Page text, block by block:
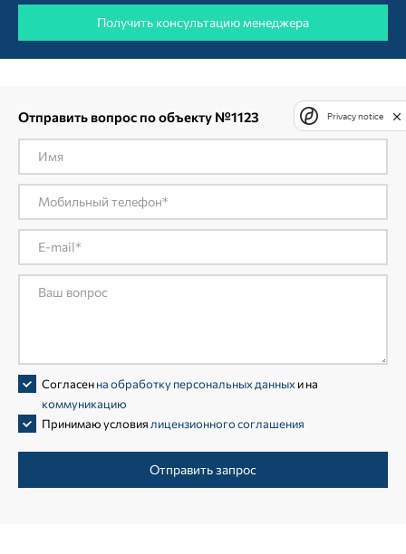
Получить консультацию менеджера
Отправить вопрос по объекту №1123
Согласенна обработку персональных данных и на
коммуникацию
Принимаю условия лицензионного соглашения
Отправить запрос
Privacy notice